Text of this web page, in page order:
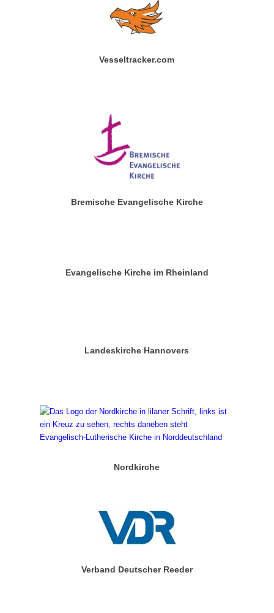
Vesseltracker.com
Bremische Evangelische Kirche
Evangelische Kirche im Rheinland
Landeskirche Hannovers
Nordkirche
Verband Deutscher Reeder